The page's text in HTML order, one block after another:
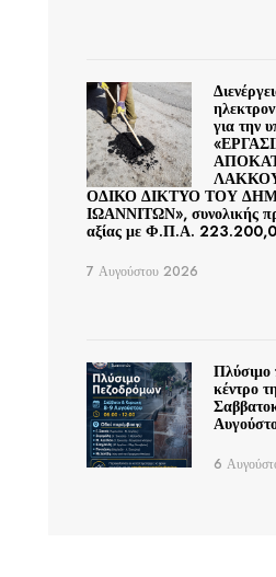
για την
ΟΔΙΚΟ ΔΙΚΤΥΟ ΤΟΥ
ΙΩΑΝΝΙΤΩΝ», συνολικής
αξίας με Φ.Π.Α.
7 Αυγούστου 2026
Πλύσιμο
κέντρο
6